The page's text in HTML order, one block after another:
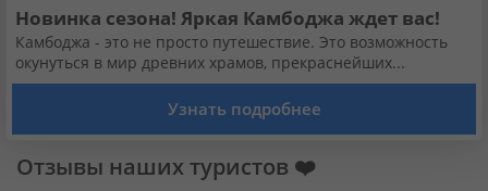
Контакты
Кабинет туриста
Валюта: KZT USD EUR
Новинка сезона! Яркая Камбоджа ждет вас!
Камбоджа - это не просто путешествие. Это возможность
окунуться в мир древних храмов, прекраснейших...
Узнать подробнее
Отзывы наших туристов ❤️